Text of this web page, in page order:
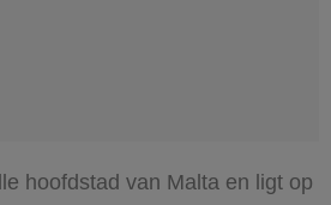
hoofdstad van Malta en ligt op